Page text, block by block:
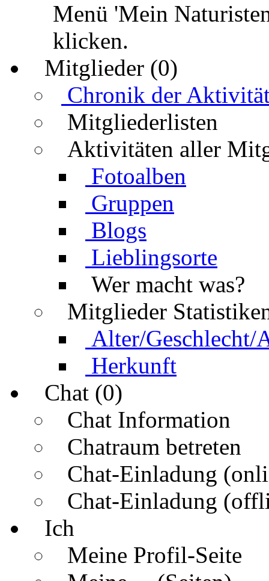
Menü 'Mein
klicken.
Mitglieder (0)
Chronik der
Mitgliederlisten
Aktivitäten aller
Fotoalben
Gruppen
Blogs
Lieblingsorte
Wer macht was?
Mitglieder
Alter/Geschlecht/
Herkunft
Chat (0)
Chat Information
Chatraum betreten
Chat-Einladung
Chat-Einladung
Ich
Meine Profil-Seite